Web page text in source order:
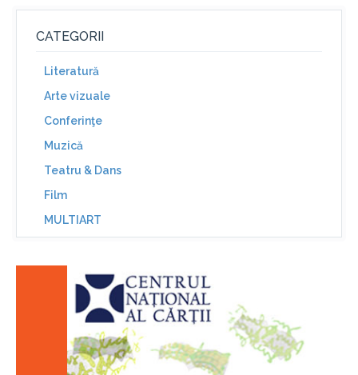
CATEGORII
Literatură
Arte vizuale
Conferinţe
Muzică
Teatru & Dans
Film
MULTIART